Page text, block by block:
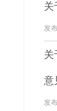
关
发
关
意
发